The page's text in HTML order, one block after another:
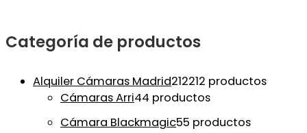
Categoría de productos
Alquiler Cámaras Madrid212212 productos
Cámaras Arri44 productos
Cámara Blackmagic55 productos